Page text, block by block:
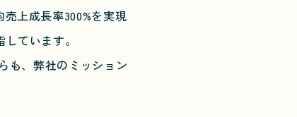
上成長率300%を実現
ています。
も、弊社のミッション